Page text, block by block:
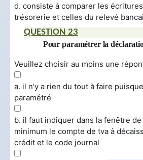
d. consiste à comparer les
trésorerie et celles du relevé
QUESTION 23
Pour paramétrer la
Veuillez choisir au moins une
a. il n'y a rien du tout à faire
paramétré
b. il faut indiquer dans la fenêtre
minimum le compte de tva à
crédit et le code journal